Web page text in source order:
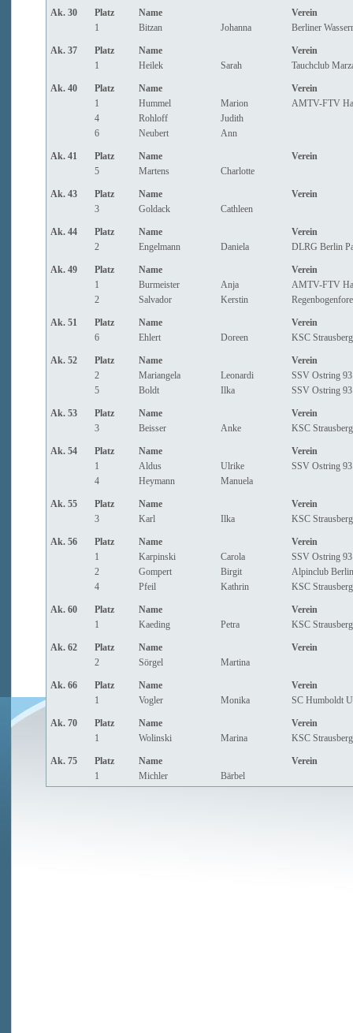
Ak. 30 Platz Name
Verein
1
Bitzan Johanna Berliner
Ak. 37 Platz Name
Verein
1
Heilek Sarah Tauchclub
Ak. 40 Platz Name
Verein
1
Hummel Marion
AMTV-FTV
4
Rohloff
Judith
6
Neubert Ann
Ak. 41 Platz Name
Verein
5
Martens Charlotte
Ak. 43 Platz Name
Verein
3
Goldack Cathleen
Ak. 44 Platz Name
Verein
2
Engelmann Daniela DLRG Berlin
Ak. 49 Platz Name
Verein
1
Burmeister Anja
AMTV-FTV
2
Salvador Kerstin
Ak. 51 Platz Name
Verein
6
Ehlert Doreen KSC
Ak. 52 Platz Name
Verein
2
Mariangela Leonardi
SSV Ostring 93
5
Boldt Ilka SSV Ostring 93
Ak. 53 Platz Name
Verein
3
Beisser Anke KSC
Ak. 54 Platz Name
Verein
1
Aldus Ulrike
SSV Ostring 93
4
Heymann Manuela
Ak. 55 Platz Name
Verein
3
Karl Ilka KSC
Ak. 56 Platz Name
Verein
1
Karpinski Carola
SSV Ostring 93
2
Gompert Birgit
Alpinclub Berlin
4
Pfeil Kathrin KSC
Ak. 60 Platz Name
Verein
1
Kaeding Petra KSC
Ak. 62 Platz Name
Verein
2
Sörgel Martina
Ak. 66 Platz Name
Verein
1
Vogler Monika SC Humboldt
Ak. 70 Platz Name
Verein
1
Wolinski Marina KSC
Ak. 75 Platz Name
Verein
1
Michler Bärbel